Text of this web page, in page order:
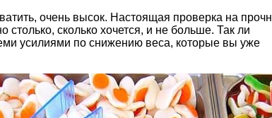
очень высок. Настоящая проверка на
сколько хочется, и не больше. Так ли
усилиями по снижению веса, которые вы уже